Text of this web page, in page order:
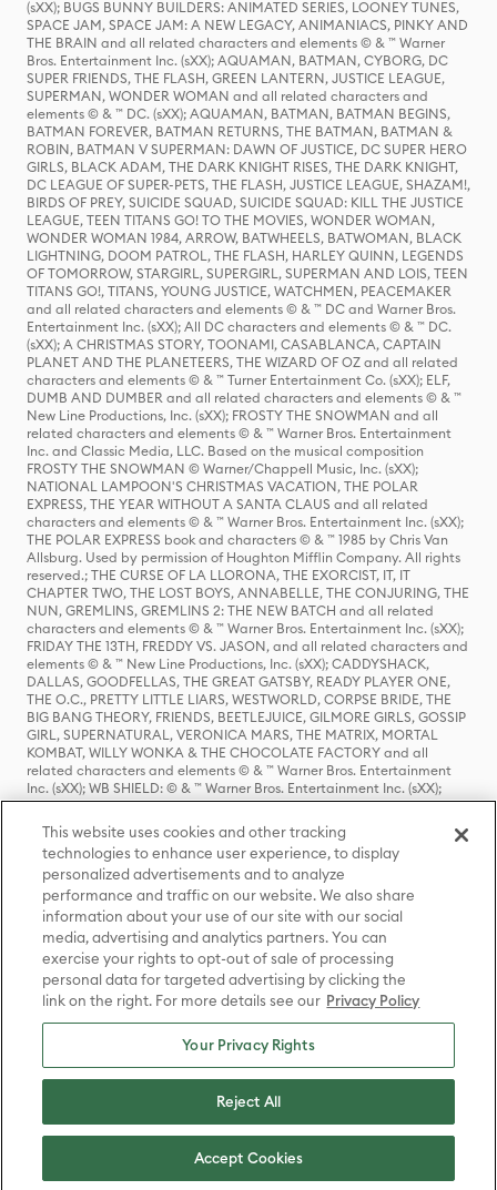
(sXX); BUGS BUNNY BUILDERS: ANIMATED SERIES, LOONEY TUNES,
SPACE JAM, SPACE JAM: A NEW LEGACY, ANIMANIACS, PINKY AND
THE BRAIN and all related characters and elements © & ™ Warner
Bros. Entertainment Inc. (sXX); AQUAMAN, BATMAN, CYBORG, DC
SUPER FRIENDS, THE FLASH, GREEN LANTERN, JUSTICE LEAGUE,
SUPERMAN, WONDER WOMAN and all related characters and
elements © & ™ DC. (sXX); AQUAMAN, BATMAN, BATMAN BEGINS,
BATMAN FOREVER, BATMAN RETURNS, THE BATMAN, BATMAN &
ROBIN, BATMAN V SUPERMAN: DAWN OF JUSTICE, DC SUPER HERO
GIRLS, BLACK ADAM, THE DARK KNIGHT RISES, THE DARK KNIGHT,
DC LEAGUE OF SUPER-PETS, THE FLASH, JUSTICE LEAGUE, SHAZAM!,
BIRDS OF PREY, SUICIDE SQUAD, SUICIDE SQUAD: KILL THE JUSTICE
LEAGUE, TEEN TITANS GO! TO THE MOVIES, WONDER WOMAN,
WONDER WOMAN 1984, ARROW, BATWHEELS, BATWOMAN, BLACK
LIGHTNING, DOOM PATROL, THE FLASH, HARLEY QUINN, LEGENDS
OF TOMORROW, STARGIRL, SUPERGIRL, SUPERMAN AND LOIS, TEEN
TITANS GO!, TITANS, YOUNG JUSTICE, WATCHMEN, PEACEMAKER
and all related characters and elements © & ™ DC and Warner Bros.
Entertainment Inc. (sXX); All DC characters and elements © & ™ DC.
(sXX); A CHRISTMAS STORY, TOONAMI, CASABLANCA, CAPTAIN
PLANET AND THE PLANETEERS, THE WIZARD OF OZ and all related
characters and elements © & ™ Turner Entertainment Co. (sXX); ELF,
DUMB AND DUMBER and all related characters and elements © & ™
New Line Productions, Inc. (sXX); FROSTY THE SNOWMAN and all
related characters and elements © & ™ Warner Bros. Entertainment
Inc. and Classic Media, LLC. Based on the musical composition
FROSTY THE SNOWMAN © Warner/Chappell Music, Inc. (sXX);
NATIONAL LAMPOON'S CHRISTMAS VACATION, THE POLAR
EXPRESS, THE YEAR WITHOUT A SANTA CLAUS and all related
characters and elements © & ™ Warner Bros. Entertainment Inc. (sXX);
THE POLAR EXPRESS book and characters © & ™ 1985 by Chris Van
Allsburg. Used by permission of Houghton Mifflin Company. All rights
reserved.; THE CURSE OF LA LLORONA, THE EXORCIST, IT, IT
CHAPTER TWO, THE LOST BOYS, ANNABELLE, THE CONJURING, THE
NUN, GREMLINS, GREMLINS 2: THE NEW BATCH and all related
characters and elements © & ™ Warner Bros. Entertainment Inc. (sXX);
FRIDAY THE 13TH, FREDDY VS. JASON, and all related characters and
elements © & ™ New Line Productions, Inc. (sXX); CADDYSHACK,
DALLAS, GOODFELLAS, THE GREAT GATSBY, READY PLAYER ONE,
THE O.C., PRETTY LITTLE LIARS, WESTWORLD, CORPSE BRIDE, THE
BIG BANG THEORY, FRIENDS, BEETLEJUICE, GILMORE GIRLS, GOSSIP
GIRL, SUPERNATURAL, VERONICA MARS, THE MATRIX, MORTAL
KOMBAT, WILLY WONKA & THE CHOCOLATE FACTORY and all
related characters and elements © & ™ Warner Bros. Entertainment
Inc. (sXX); WB SHIELD: © & ™ Warner Bros. Entertainment Inc. (sXX);
HOUSE OF THE DRAGON, GAME OF THRONES, and all related
characters and elements © & ™ Home Box Office, Inc. (sXX); CHILLING
ADVENTURES OF SABRINA, RIVERDALE © & ™ Warner Bros.
Entertainment Inc. Archie Comics and all related characters and
elements © & ™ Archie Comic Publications, Inc. Used with permission.
(sXX); SEINFELD and all related characters and elements © & ™ Castle
Rock Entertainment. (sXX); TED LASSO © & ™ Warner Bros.
Entertainment Inc. & Universal Television LLC (sXX); THE HOBBIT: AN
UNEXPECTED JOURNEY, THE HOBBIT: THE DESOLATION OF SMAUG,
THE HOBBIT: THE BATTLE OF THE FIVE ARMIES, THE LORD OF THE
RINGS: THE FELLOWSHIP OF THE RING, THE LORD OF THE RINGS: THE
TWO TOWERS, THE LORD OF THE RINGS: THE RETURN OF THE KING
and the names of the characters, items, events and places therein are
TM of The Saul Zaentz Company d/b/a Middle-earth Enterprises
under license to New Line Productions, Inc. (sXX), © Warner Bros.
Entertainment Inc. All rights reserved; WHERE THE WILD THINGS ARE
Entertainment Inc. (sXX); WIZARDING WORLD and all related
trademarks, characters, names, and indicia are © & ™ Warner Bros.
This website uses cookies and other tracking
technologies to enhance user experience, to display
personalized advertisements and to analyze
performance and traffic on our website. We also share
information about your use of our site with our social
media, advertising and analytics partners. You can
exercise your rights to opt-out of sale of processing
personal data for targeted advertising by clicking the
link on the right. For more details see our Privacy Policy
Your Privacy Rights
Reject All
Accept Cookies